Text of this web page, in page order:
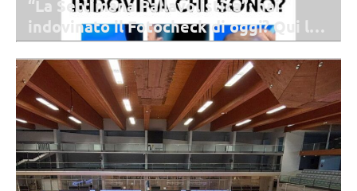
“La Settimana Pallavolistica”: hai
indovinato il Fotocheck di oggi? Qui la
soluzione
del nostro gioco giorno per giorno.